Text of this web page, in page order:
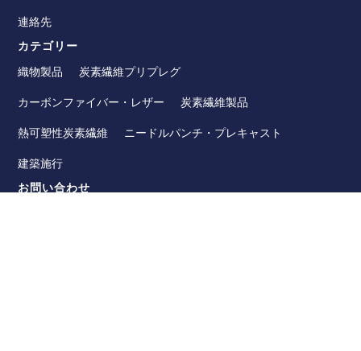
連絡先
カテゴリー
織物製品
炭素繊維プリプレグ
カーボンファイバー・レザー
炭素繊維製品
熱可塑性炭素繊維
ニードルパンチ・プレキャスト
建築施行
お問い合わせ